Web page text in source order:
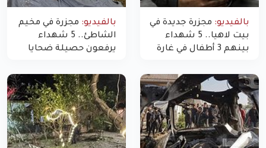
بالفيديو: مجزرة جديدة في
بيت لاهيا.. 5 شهداء
بينهم 3 أطفال في غارة
غزة
بالفيديو: مجزرة في مخيم
الشاطئ.. 5 شهداء
يرفعون حصيلة ضحايا